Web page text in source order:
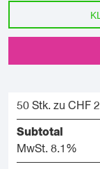
50 Stk. zu CHF
Subtotal
MwSt. 8.1%